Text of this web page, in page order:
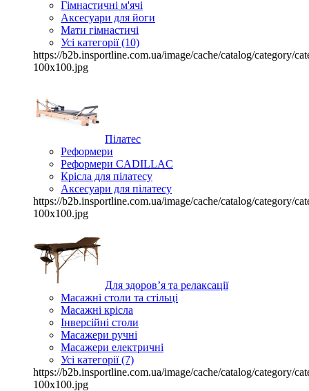
Гімнастичні м'ячі
Аксесуари для йоги
Мати гімнастичі
Усі категорії (10)
https://b2b.insportline.com.ua/image/cache/catalog/category/
100x100.jpg
Пілатес
Реформери
Реформери CADILLAC
Крісла для пілатесу
Аксесуари для пілатесу
https://b2b.insportline.com.ua/image/cache/catalog/category/
100x100.jpg
Для здоров’я та релаксації
Масажні столи та стільці
Масажні крісла
Інверсійні столи
Масажери ручні
Масажери електричні
Усі категорії (7)
https://b2b.insportline.com.ua/image/cache/catalog/category/
100x100.jpg